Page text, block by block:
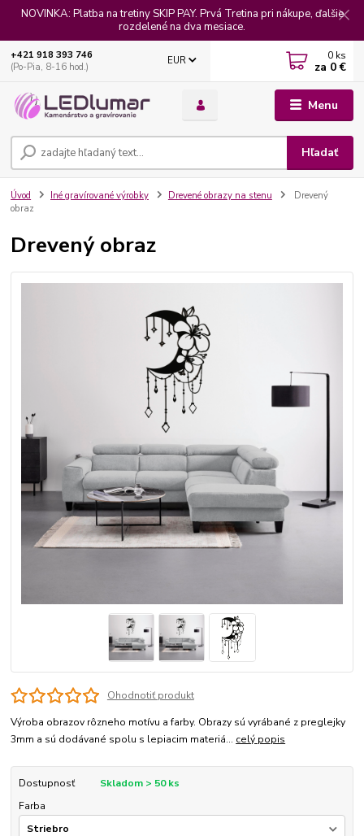
NOVINKA: Platba na tretiny SKIP PAY. Prvá Tretina pri nákupe, ďalšie
rozdelené na dva mesiace.
Menu
EUR
Hľadať
+421 918 393 746
(Po-Pia, 8-16 hod.)
0 ks
za 0 €
Úvod Iné gravírované výrobky Drevené obrazy na stenu
Drevený
obraz
Drevený obraz
Ohodnotiť produkt
Výroba obrazov rôzneho motívu a farby. Obrazy sú vyrábané z preglejky
3mm a sú dodávané spolu s lepiacim materiá... celý popis
Dostupnosť
Skladom > 50 ks
Farba